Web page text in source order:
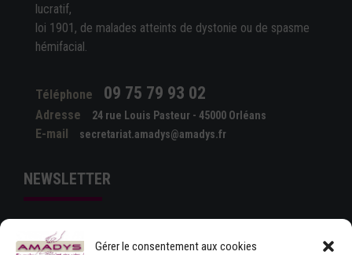
Gérer le consentement aux cookies
lucratif,
loi 1901, de malades atteints de dystonie ou de spasme
hémifacial.
Téléphone 09 75 79 93 02
Adresse 24 rue Louis Pasteur - 45000 Orléans
E-mail secretariat.amadys@amadys.fr
NEWSLETTER